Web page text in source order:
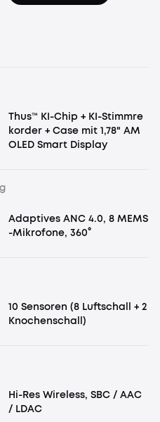
Thus™ KI-Chip + KI-Stimmre
korder + Case mit 1,78" AM
OLED Smart Display
Adaptives ANC 4.0, 8 MEMS
-Mikrofone, 360°
10 Sensoren (8 Luftschall + 2
Knochenschall)
Hi-Res Wireless, SBC / AAC
/ LDAC